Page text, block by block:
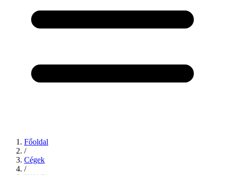
Főoldal
/
Cégek
/